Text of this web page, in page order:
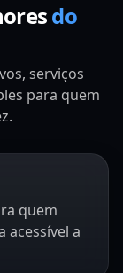
do
serviços
para quem
quem
acessível a